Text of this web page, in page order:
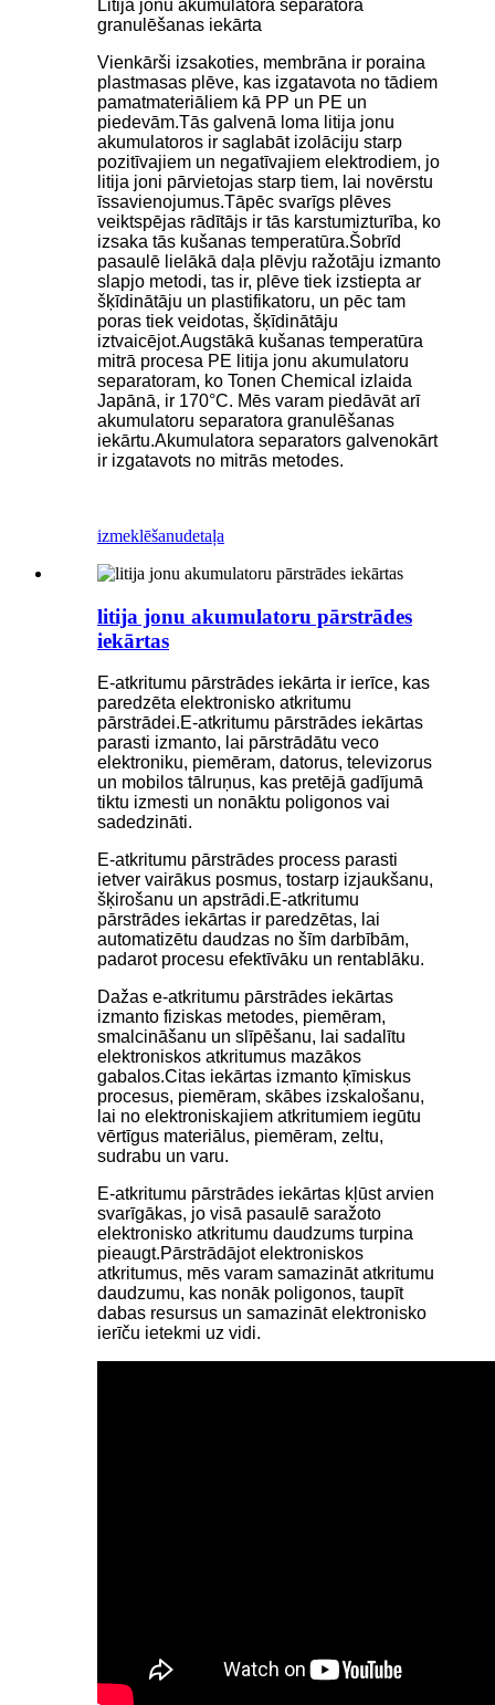
Litija jonu akumulatora separatora
granulēšanas iekārta
Vienkārši izsakoties, membrāna ir poraina
plastmasas plēve, kas izgatavota no tādiem
pamatmateriāliem kā PP un PE un
piedevām.Tās galvenā loma litija jonu
akumulatoros ir saglabāt izolāciju starp
pozitīvajiem un negatīvajiem elektrodiem, jo
​​litija joni pārvietojas starp tiem, lai novērstu
īssavienojumus.Tāpēc svarīgs plēves
veiktspējas rādītājs ir tās karstumizturība, ko
izsaka tās kušanas temperatūra.Šobrīd
pasaulē lielākā daļa plēvju ražotāju izmanto
slapjo metodi, tas ir, plēve tiek izstiepta ar
šķīdinātāju un plastifikatoru, un pēc tam
poras tiek veidotas, šķīdinātāju
iztvaicējot.Augstākā kušanas temperatūra
mitrā procesa PE litija jonu akumulatoru
separatoram, ko Tonen Chemical izlaida
Japānā, ir 170°C. Mēs varam piedāvāt arī
akumulatoru separatora granulēšanas
iekārtu.Akumulatora separators galvenokārt
ir izgatavots no mitrās metodes.
izmeklēšanudetaļa
litija jonu akumulatoru pārstrādes
iekārtas
E-atkritumu pārstrādes iekārta ir ierīce, kas
paredzēta elektronisko atkritumu
pārstrādei.E-atkritumu pārstrādes iekārtas
parasti izmanto, lai pārstrādātu veco
elektroniku, piemēram, datorus, televizorus
un mobilos tālruņus, kas pretējā gadījumā
tiktu izmesti un nonāktu poligonos vai
sadedzināti.
E-atkritumu pārstrādes process parasti
ietver vairākus posmus, tostarp izjaukšanu,
šķirošanu un apstrādi.E-atkritumu
pārstrādes iekārtas ir paredzētas, lai
automatizētu daudzas no šīm darbībām,
padarot procesu efektīvāku un rentablāku.
Dažas e-atkritumu pārstrādes iekārtas
izmanto fiziskas metodes, piemēram,
smalcināšanu un slīpēšanu, lai sadalītu
elektroniskos atkritumus mazākos
gabalos.Citas iekārtas izmanto ķīmiskus
procesus, piemēram, skābes izskalošanu,
lai no elektroniskajiem atkritumiem iegūtu
vērtīgus materiālus, piemēram, zeltu,
sudrabu un varu.
E-atkritumu pārstrādes iekārtas kļūst arvien
svarīgākas, jo visā pasaulē saražoto
elektronisko atkritumu daudzums turpina
pieaugt.Pārstrādājot elektroniskos
atkritumus, mēs varam samazināt atkritumu
daudzumu, kas nonāk poligonos, taupīt
dabas resursus un samazināt elektronisko
ierīču ietekmi uz vidi.